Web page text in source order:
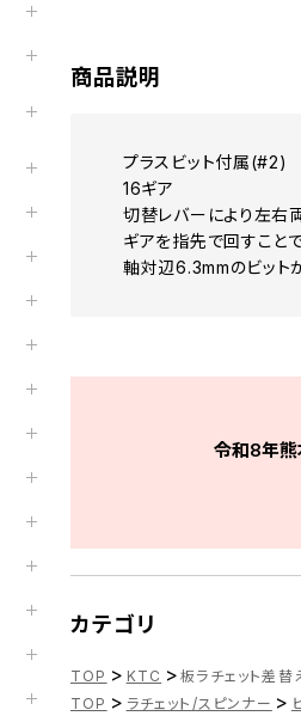
商品説明
プラスビット付属(#2)
16ギア
切替レバーにより左右
ギアを指先で回すこと
軸対辺6.3mmのビット
令和8年熊
カテゴリ
TOP > KTC > 板ラチェット差
TOP > ラチェット/スピンナー >